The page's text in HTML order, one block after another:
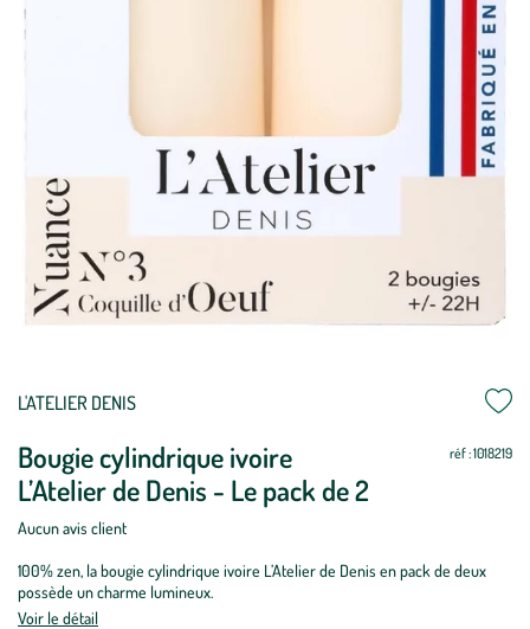
L'ATELIER DENIS
Bougie cylindrique ivoire
L’Atelier de Denis - Le pack de 2
réf : 1018219
Aucun avis client
100% zen, la bougie cylindrique ivoire L’Atelier de Denis en pack de deux
possède un charme lumineux.
Voir le détail
Mettre
jour
Mettre
jour